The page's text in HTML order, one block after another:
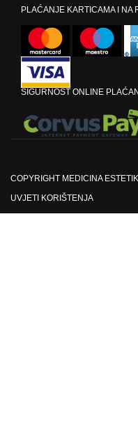
PLAĆANJE KARTICAMA I NA
SIGURNOST ONLINE
COPYRIGHT MEDICINA
UVJETI KORIŠTENJA